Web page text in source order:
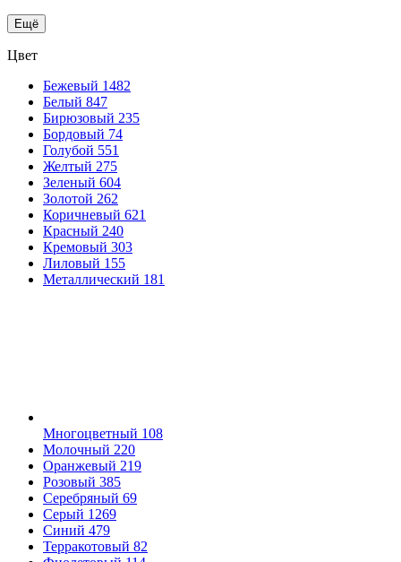
Ещё
Цвет
Бежевый 1482
Белый 847
Бирюзовый 235
Бордовый 74
Голубой 551
Желтый 275
Зеленый 604
Золотой 262
Коричневый 621
Красный 240
Кремовый 303
Лиловый 155
Металлический 181
Многоцветный 108
Молочный 220
Оранжевый 219
Розовый 385
Серебряный 69
Серый 1269
Синий 479
Терракотовый 82